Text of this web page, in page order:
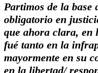
Partimos de la base
obligatorio en
que ahora clara, en
fué tanto en la
mayormente en su
en la libertad/